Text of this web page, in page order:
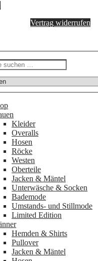
Vertrag widerrufen
category:
Kleider
Overalls
Hosen
Röcke
Westen
Oberteile
Jacken & Mäntel
Unterwäsche & Socken
Bademode
Umstands- und Stillmode
Limited Edition
Hemden & Shirts
Pullover
Jacken & Mäntel